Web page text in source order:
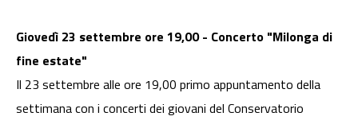
Giovedì 23 settembre ore 19,00 - Concerto "Milonga di
fine estate"
Il 23 settembre alle ore 19,00 primo appuntamento della
settimana con i concerti dei giovani del Conservatorio